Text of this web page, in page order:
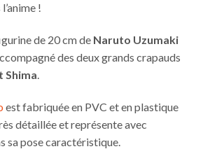
!
de 20 cm de Naruto Uzumaki
des deux grands crapauds
Shima.
est fabriquée en PVC et en plastique
détaillée et représente avec
sa pose caractéristique.